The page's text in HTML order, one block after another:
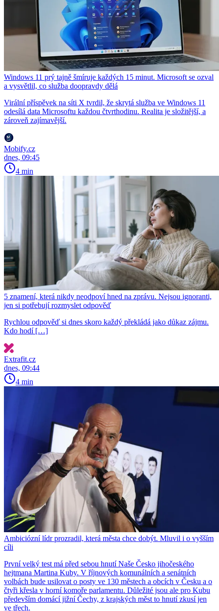
Windows 11 prý tajně šmíruje každých 15 minut. Microsoft se ozval
a vysvětlil, co služba doopravdy dělá
Virální příspěvek na síti X tvrdil, že skrytá služba ve Windows 11
odesílá data Microsoftu každou čtvrthodinu. Realita je složitější, a
zároveň zajímavější.
Mobify.cz
dnes, 09:45
4 min
5 znamení, která nikdy neodpoví hned na zprávu. Nejsou ignoranti,
jen si potřebují rozmyslet odpověď
Rychlou odpověď si dnes skoro každý překládá jako důkaz zájmu.
Kdo hodí […]
Extrafit.cz
dnes, 09:44
4 min
Ambiciózní lídr prozradil, která města chce dobýt. Mluvil i o vyšším
cíli
První velký test má před sebou hnutí Naše Česko jihočeského
hejtmana Martina Kuby. V říjnových komunálních a senátních
volbách bude usilovat o posty ve 130 městech a obcích v Česku a o
čtyři křesla v horní komoře parlamentu. Důležité jsou ale pro Kubu
především domácí jižní Čechy, z krajských měst to hnutí zkusí jen
ve třech.